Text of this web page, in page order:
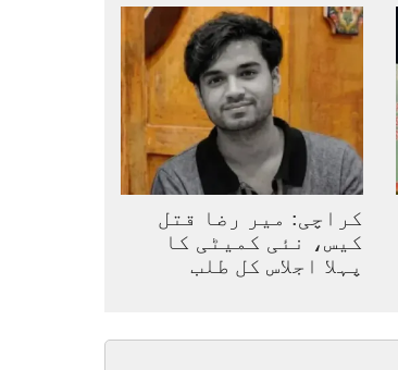
کراچی: میر رضا قتل
کیس، نئی کمیٹی کا
پہلا اجلاس کل طلب